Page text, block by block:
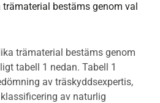
bestäms genom val
trämaterial bestäms genom
tabell 1 nedan. Tabell 1
av träskyddsexpertis,
av naturlig